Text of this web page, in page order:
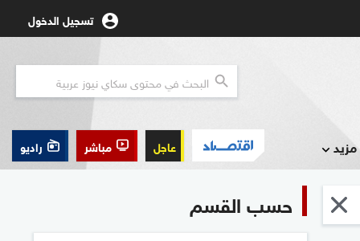
تسجيل الدخول
مزيد عاجل مباشر راديو
حسب القسم